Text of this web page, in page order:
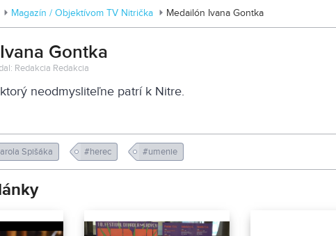
Magazín / Objektívom TV Nitrička Medailón Ivana Gontka
Gontka
Redakcia Redakcia
neodmysliteľne patrí k Nitre.
Spišáka #herec #umenie